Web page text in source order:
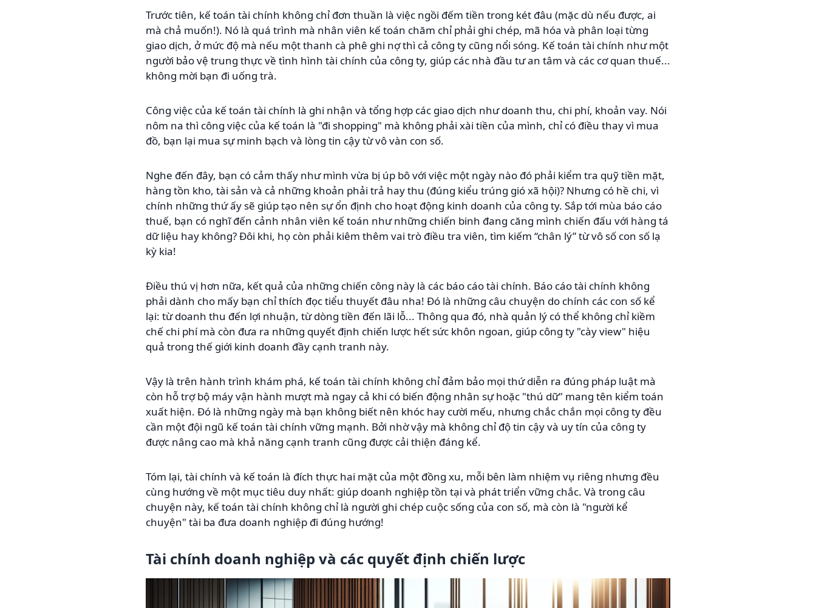
Trước tiên, kế toán tài chính không chỉ đơn thuần là việc ngồi đếm tiền trong két đâu (mặc dù nếu được, ai
mà chả muốn!). Nó là quá trình mà nhân viên kế toán chăm chỉ phải ghi chép, mã hóa và phân loại từng
giao dịch, ở mức độ mà nếu một thanh cà phê ghi nợ thì cả công ty cũng nổi sóng. Kế toán tài chính như một
người bảo vệ trung thực về tình hình tài chính của công ty, giúp các nhà đầu tư an tâm và các cơ quan thuế...
không mời bạn đi uống trà.
Công việc của kế toán tài chính là ghi nhận và tổng hợp các giao dịch như doanh thu, chi phí, khoản vay. Nói
nôm na thì công việc của kế toán là "đi shopping" mà không phải xài tiền của mình, chỉ có điều thay vì mua
đồ, bạn lại mua sự minh bạch và lòng tin cậy từ vô vàn con số.
Nghe đến đây, bạn có cảm thấy như mình vừa bị úp bô với việc một ngày nào đó phải kiểm tra quỹ tiền mặt,
hàng tồn kho, tài sản và cả những khoản phải trả hay thu (đúng kiểu trúng gió xã hội)? Nhưng có hề chi, vì
chính những thứ ấy sẽ giúp tạo nên sự ổn định cho hoạt động kinh doanh của công ty. Sắp tới mùa báo cáo
thuế, bạn có nghĩ đến cảnh nhân viên kế toán như những chiến binh đang căng mình chiến đấu với hàng tá
dữ liệu hay không? Đôi khi, họ còn phải kiêm thêm vai trò điều tra viên, tìm kiếm “chân lý” từ vô số con số lạ
kỳ kia!
Điều thú vị hơn nữa, kết quả của những chiến công này là các báo cáo tài chính. Báo cáo tài chính không
phải dành cho mấy bạn chỉ thích đọc tiểu thuyết đâu nha! Đó là những câu chuyện do chính các con số kể
lại: từ doanh thu đến lợi nhuận, từ dòng tiền đến lãi lỗ... Thông qua đó, nhà quản lý có thể không chỉ kiềm
chế chi phí mà còn đưa ra những quyết định chiến lược hết sức khôn ngoan, giúp công ty "cày view" hiệu
quả trong thế giới kinh doanh đầy cạnh tranh này.
Vậy là trên hành trình khám phá, kế toán tài chính không chỉ đảm bảo mọi thứ diễn ra đúng pháp luật mà
còn hỗ trợ bộ máy vận hành mượt mà ngay cả khi có biến động nhân sự hoặc "thú dữ" mang tên kiểm toán
xuất hiện. Đó là những ngày mà bạn không biết nên khóc hay cười mếu, nhưng chắc chắn mọi công ty đều
cần một đội ngũ kế toán tài chính vững mạnh. Bởi nhờ vậy mà không chỉ độ tin cậy và uy tín của công ty
được nâng cao mà khả năng cạnh tranh cũng được cải thiện đáng kể.
Tóm lại, tài chính và kế toán là đích thực hai mặt của một đồng xu, mỗi bên làm nhiệm vụ riêng nhưng đều
cùng hướng về một mục tiêu duy nhất: giúp doanh nghiệp tồn tại và phát triển vững chắc. Và trong câu
chuyện này, kế toán tài chính không chỉ là người ghi chép cuộc sống của con số, mà còn là "người kể
chuyện" tài ba đưa doanh nghiệp đi đúng hướng!
Tài chính doanh nghiệp và các quyết định chiến lược